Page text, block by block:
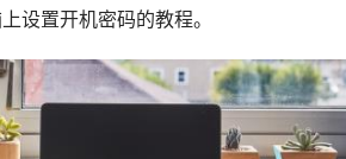
设置开机密码的教程。